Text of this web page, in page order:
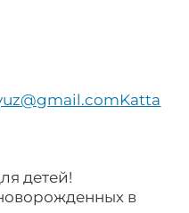
Katta
детей!
в